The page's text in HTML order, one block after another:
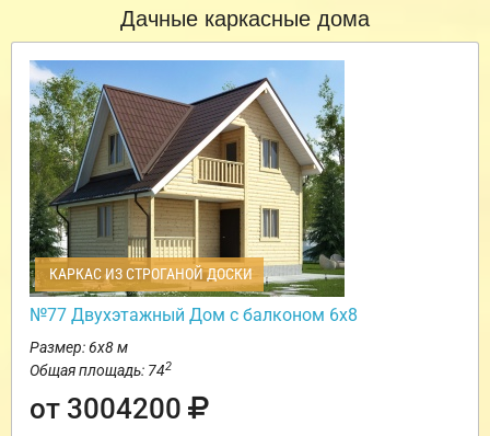
Дачные каркасные дома
КАРКАС ИЗ СТРОГАНОЙ ДОСКИ
№77 Двухэтажный Дом с балконом 6х8
Размер: 6х8 м
Общая площадь: 742
от 3004200